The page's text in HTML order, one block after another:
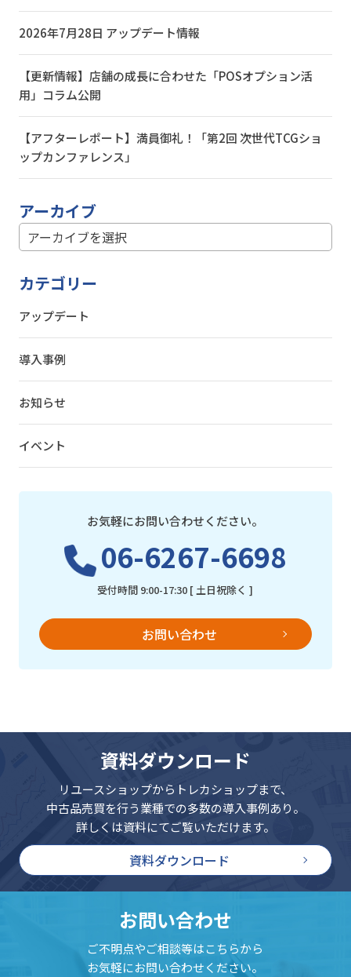
2026年7月28日 アップデート情報
【更新情報】店舗の成長に合わせた「POSオプション活
用」コラム公開
【アフターレポート】満員御礼！「第2回 次世代TCGショ
ップカンファレンス」
アーカイブ
カテゴリー
アップデート
導入事例
お知らせ
イベント
お気軽にお問い合わせください。
06-6267-6698
受付時間 9:00-17:30 [ 土日祝除く ]
お問い合わせ
資料ダウンロード
リユースショップからトレカショップまで、
中古品売買を行う業種での多数の導入事例あり。
詳しくは資料にてご覧いただけます。
資料ダウンロード
お問い合わせ
ご不明点やご相談等はこちらから
お気軽にお問い合わせください。